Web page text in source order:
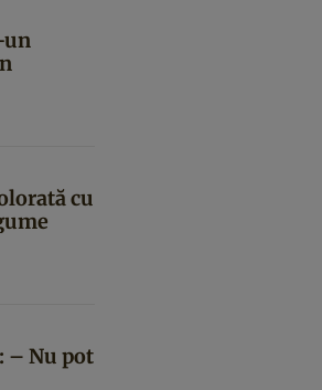
un
cu
– Nu pot